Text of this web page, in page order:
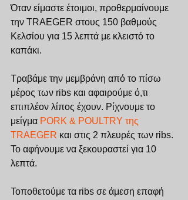
Όταν είμαστε έτοιμοι, προθερμαίνουμε
την TRAEGER στους 150 βαθμούς
Κελσίου για 15 λεπτά με κλειστό το
καπάκι.
Τραβάμε την μεμβράνη από το πίσω
μέρος των ribs και αφαιρούμε ό,τι
επιπλέον λίπος έχουν. Ρίχνουμε το
μείγμα PORK & POULTRY της
TRAEGER και στις 2 πλευρές των ribs.
Το αφήνουμε να ξεκουραστεί για 10
λεπτά.
Τοποθετούμε τα ribs σε άμεση επαφή